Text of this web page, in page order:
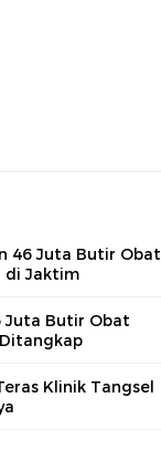
46 Juta Butir Obat
di Jaktim
Juta Butir Obat
Klinik Tangsel